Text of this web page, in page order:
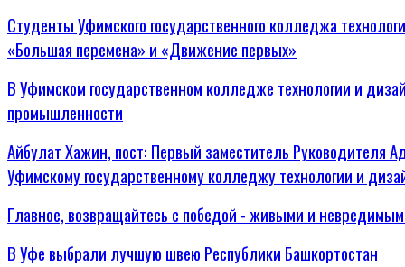
Студенты Уфимского государственного колледжа
«Большая перемена» и «Движение первых»
В Уфимском государственном колледже технологии и
промышленности
Айбулат Хажин, пост: Первый заместитель Руководителя
Уфимскому государственному колледжу технологии и
Главное, возвращайтесь с победой - живыми и
В Уфе выбрали лучшую швею Республики Башкортостан